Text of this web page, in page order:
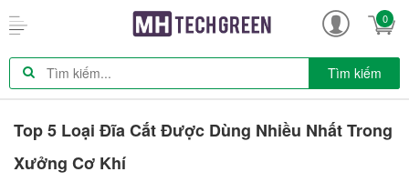
0
Tìm kiếm
Top 5 Loại Đĩa Cắt Được Dùng Nhiều Nhất Trong
Xưởng Cơ Khí